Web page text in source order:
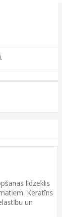
līdzeklis
Keratīns
un